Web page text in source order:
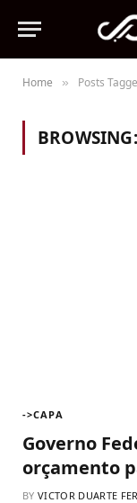
Home » Posts
BROWSING:
->CAPA
Governo
orçamento
BY VICTOR DUARTE